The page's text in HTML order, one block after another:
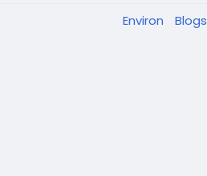
Environ Blogs